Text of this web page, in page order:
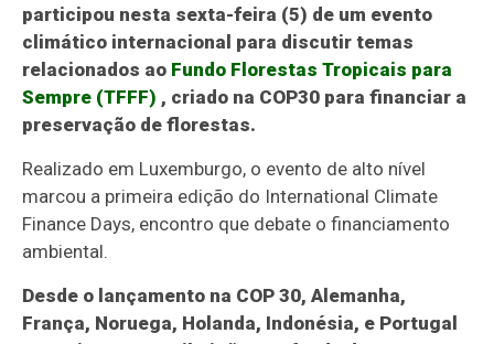
participou nesta sexta-feira (5) de um evento
climático internacional para discutir temas
relacionados ao Fundo Florestas Tropicais para
Sempre (TFFF) , criado na COP30 para financiar a
preservação de florestas.
Realizado em Luxemburgo, o evento de alto nível
marcou a primeira edição do International Climate
Finance Days, encontro que debate o financiamento
ambiental.
Desde o lançamento na COP 30, Alemanha,
França, Noruega, Holanda, Indonésia, e Portugal